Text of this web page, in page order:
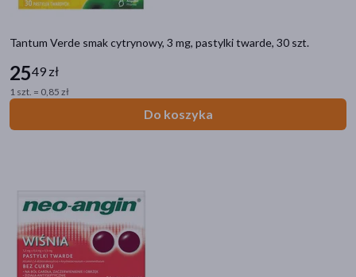
Tantum Verde smak cytrynowy, 3 mg, pastylki twarde, 30 szt.
2549 zł
1 szt. = 0,85 zł
Do koszyka